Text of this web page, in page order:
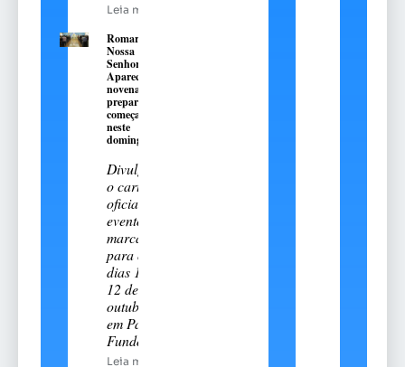
Leia mais
Romaria de
Nossa
Senhora
Aparecida:
novena
preparatória
começa
neste
domingo, 9
Divulgado
o cartal
oficial do
evento
marcado
para os
dias 11 e
12 de
outubro
em Passo
Fundo
Leia mais